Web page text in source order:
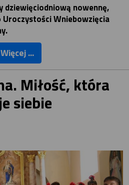
dziewięciodniową nowennę,
Wniebowzięcia
Więcej ...
Miłość, która
siebie